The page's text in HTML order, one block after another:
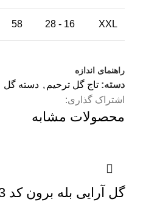
XXL
16 - 28
58
راهنمای اندازه
دسته: تاج گل ترحیم , دسته گل
اشتراک گذاری:
محصولات مشابه
گل آرایی بله برون کد 203